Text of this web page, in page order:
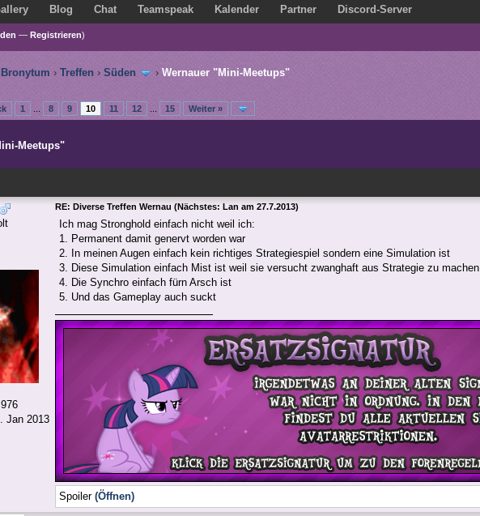
Blog Chat Teamspeak Kalender Partner Discord-Server
— Registrieren)
Bronytum › Treffen › Süden › Wernauer "Mini-Meetups"
1 8 9 10 11 12 15 Weiter »
Meetups"
Jan 2013
RE: Diverse Treffen Wernau (Nächstes: Lan am 27.7.2013)
Ich mag Stronghold einfach nicht weil ich:
1. Permanent damit genervt worden war
2. In meinen Augen einfach kein richtiges Strategiespiel sondern eine Simulation ist
3. Diese Simulation einfach Mist ist weil sie versucht zwanghaft aus Strategie zu machen
4. Die Synchro einfach fürn Arsch ist
5. Und das Gameplay auch suckt
Spoiler (Öffnen)